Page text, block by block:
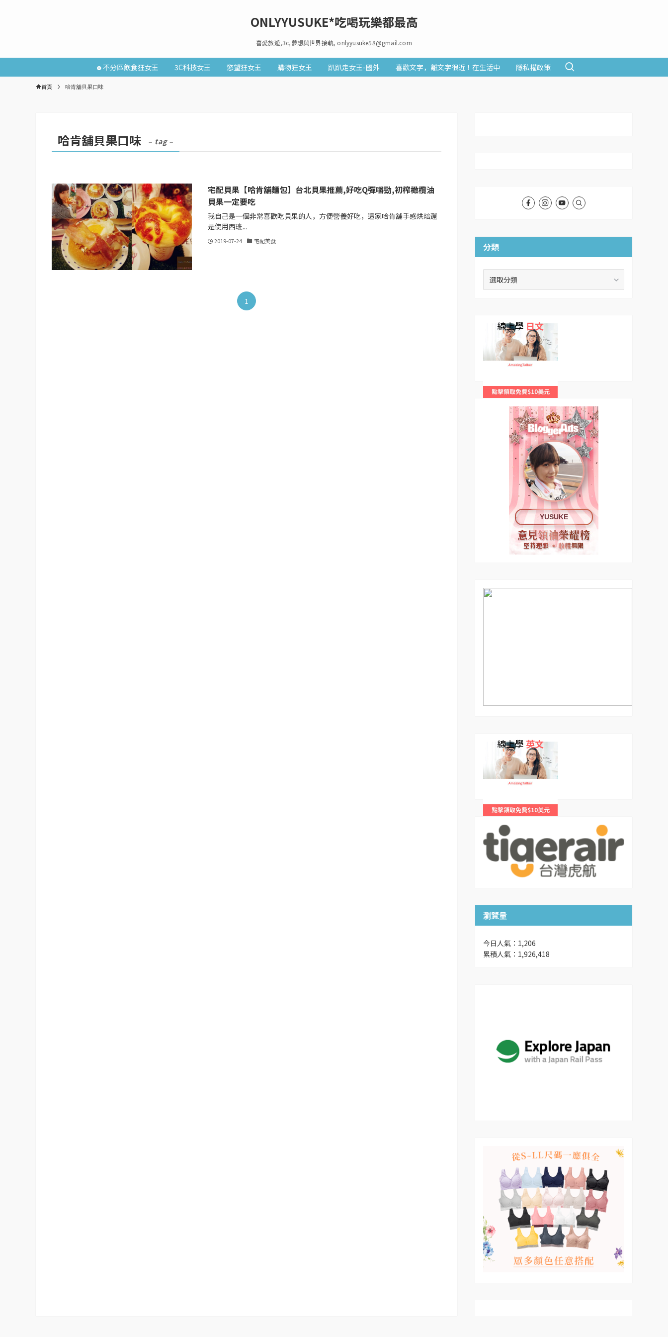
ONLYYUSUKE*吃喝玩樂都最高
喜愛旅遊,3c,夢想與世界接軌, onlyyusuke58@gmail.com
☻不分區飲食狂女王 3C科技女王 慾望狂女王 購物狂女王 趴趴走女王-國外 喜歡文字，離文字很近！在生活中 隱私權政策
首頁 哈肯舖貝果口味
哈肯舖貝果口味 – tag –
宅配貝果【哈肯舖麵包】台北貝果推薦,好吃Q彈嚼勁,初榨橄欖油
貝果一定要吃
我自己是一個非常喜歡吃貝果的人，方便營養好吃，這家哈肯舖手感烘焙還
是使用西班...
2019-07-24 宅配美食
1
分類
線上學 日文
YUSUKE
線上學 英文
瀏覽量
今日人氣：1,206
累積人氣：1,926,418